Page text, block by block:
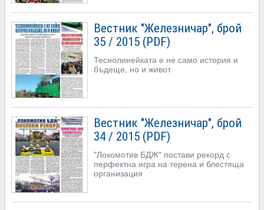
Вестник "Железничар", брой
35 / 2015 (PDF)
Теснолинейката е не само история и
бъдеще, но и живот
Вестник "Железничар", брой
34 / 2015 (PDF)
"Локомотив БДЖ" постави рекорд с
перфектна игра на терена и блестяща
организация